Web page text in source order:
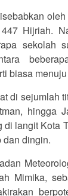
Hijriah.
sekolah
biasa
di sejumlah
hingga
langit Kota
dan dingin.
Mimika,